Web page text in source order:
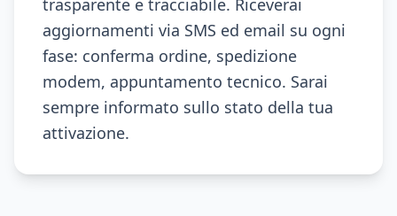
trasparente e tracciabile. Riceverai
aggiornamenti via SMS ed email su ogni
fase: conferma ordine, spedizione
modem, appuntamento tecnico. Sarai
sempre informato sullo stato della tua
attivazione.